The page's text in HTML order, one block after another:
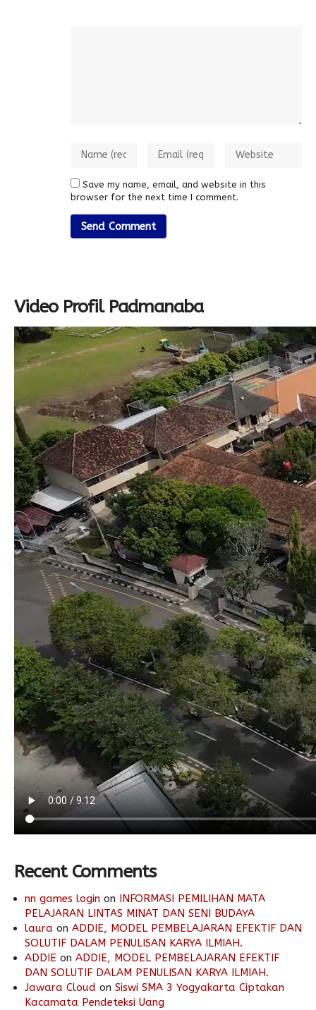
Save my name, email, and website in this
browser for the next time I comment.
Video Profil Padmanaba
Recent Comments
nn games login on INFORMASI PEMILIHAN MATA
PELAJARAN LINTAS MINAT DAN SENI BUDAYA
laura on ADDIE, MODEL PEMBELAJARAN EFEKTIF DAN
SOLUTIF DALAM PENULISAN KARYA ILMIAH.
ADDIE on ADDIE, MODEL PEMBELAJARAN EFEKTIF
DAN SOLUTIF DALAM PENULISAN KARYA ILMIAH.
Jawara Cloud on Siswi SMA 3 Yogyakarta Ciptakan
Kacamata Pendeteksi Uang